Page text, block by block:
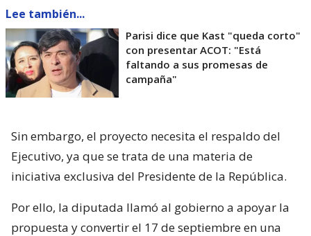
Lee también...
Parisi dice que Kast "queda corto"
con presentar ACOT: "Está
faltando a sus promesas de
campaña"
Sin embargo, el proyecto necesita el respaldo del
Ejecutivo, ya que se trata de una materia de
iniciativa exclusiva del Presidente de la República.
Por ello, la diputada llamó al gobierno a apoyar la
propuesta y convertir el 17 de septiembre en una